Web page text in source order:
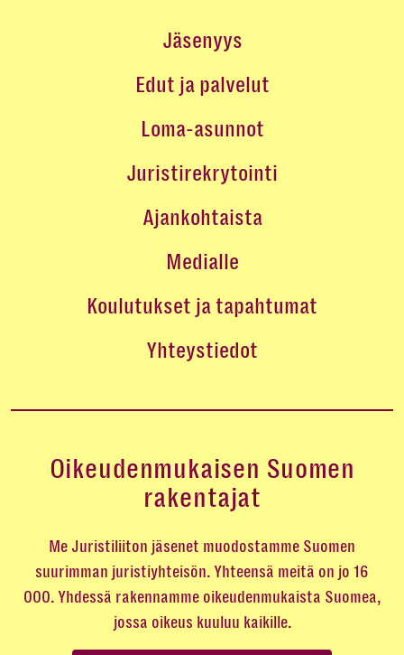
Jäsenyys
Edut ja palvelut
Loma-asunnot
Juristirekrytointi
Ajankohtaista
Medialle
Koulutukset ja tapahtumat
Yhteystiedot
Oikeudenmukaisen Suomen
rakentajat
Me Juristiliiton jäsenet muodostamme Suomen
suurimman juristiyhteisön. Yhteensä meitä on jo 16
000. Yhdessä rakennamme oikeudenmukaista Suomea,
jossa oikeus kuuluu kaikille.